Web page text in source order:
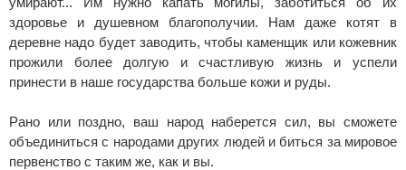
здоровье и душевном благополучии. Нам даже котят в
деревне надо будет заводить, чтобы каменщик или кожевник
прожили более долгую и счастливую жизнь и успели
принести в наше государства больше кожи и руды.
Рано или поздно, ваш народ наберется сил, вы сможете
объединиться с народами других людей и биться за мировое
первенство с таким же, как и вы.